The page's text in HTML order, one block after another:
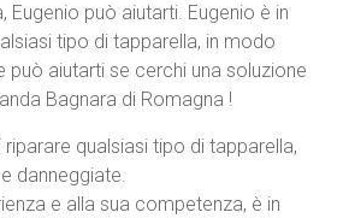
Eugenio può aiutarti. Eugenio è in
tipo di tapparella, in modo
può aiutarti se cerchi una soluzione
Bagnara di Romagna !
riparare qualsiasi tipo di tapparella,
danneggiate.
e alla sua competenza, è in